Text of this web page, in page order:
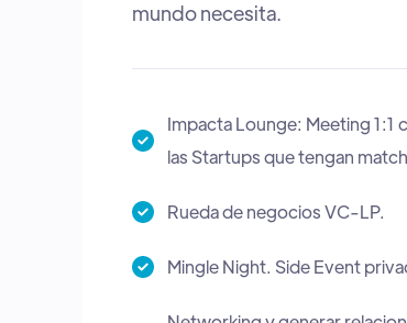
las Startups que tengan